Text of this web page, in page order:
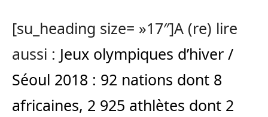
[su_heading size= »17″]A (re) lire
aussi : Jeux olympiques d’hiver /
Séoul 2018 : 92 nations dont 8
africaines, 2 925 athlètes dont 2